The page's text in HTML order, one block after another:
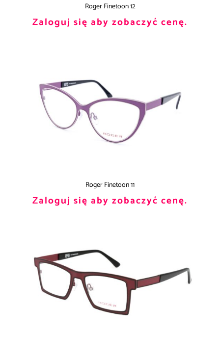
Roger Finetoon 12
Zaloguj się aby zobaczyć cenę.
Roger Finetoon 11
Zaloguj się aby zobaczyć cenę.